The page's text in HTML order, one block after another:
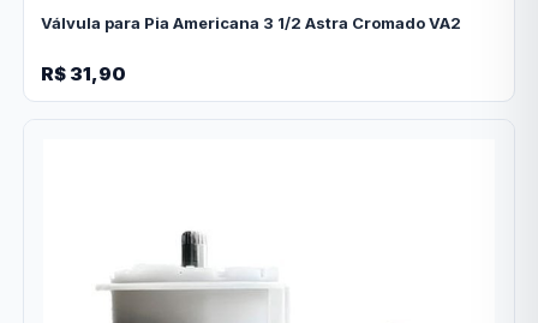
Válvula para Pia Americana 3 1/2 Astra Cromado VA2
R$ 31,90